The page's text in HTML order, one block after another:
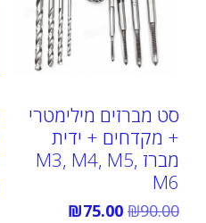
סט מברזים מילימטרי
+ מקדחים + ידית
מברז M3, M4, M5,
M6
₪90.00 המחיר₪75.00